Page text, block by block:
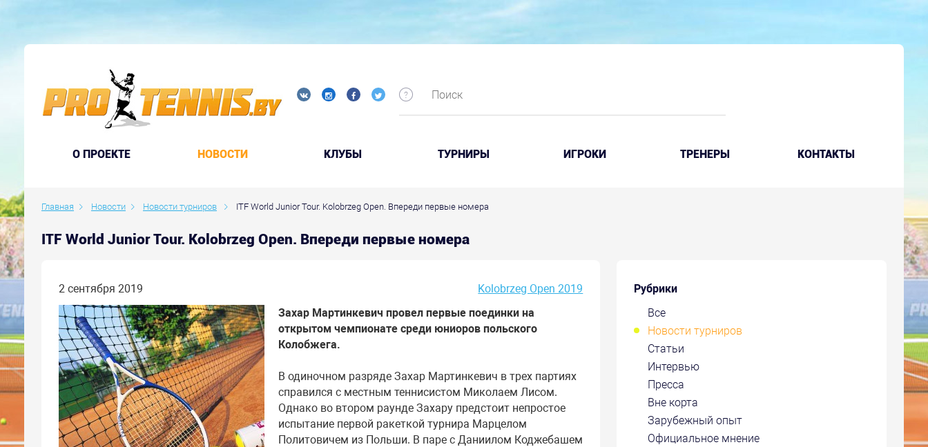
O ПРОЕКТЕ НОВОСТИ КЛУБЫ ТУРНИРЫ ИГРОКИ ТРЕНЕРЫ КОНТАКТЫ
Главная Новости Новости турниров ITF World Junior Tour. Kolobrzeg Open. Впереди первые номера
ITF World Junior Tour. Kolobrzeg Open. Впереди первые номера
Рубрики
Все
Новости турниров
Статьи
Интервью
Пресса
Вне корта
Зарубежный опыт
Официальное мнение
2 сентября 2019
Kolobrzeg Open 2019
Захар Мартинкевич провел первые поединки на
открытом чемпионате среди юниоров польского
Колобжега.
В одиночном разряде Захар Мартинкевич в трех партиях
справился с местным теннисистом Миколаем Лисом.
Однако во втором раунде Захару предстоит непростое
испытание первой ракеткой турнира Марцелом
Политовичем из Польши. В паре с Даниилом Коджебашем